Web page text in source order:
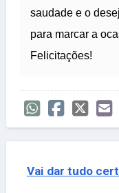
saudade e o
para marcar a
Felicitações!
Vai dar tudo